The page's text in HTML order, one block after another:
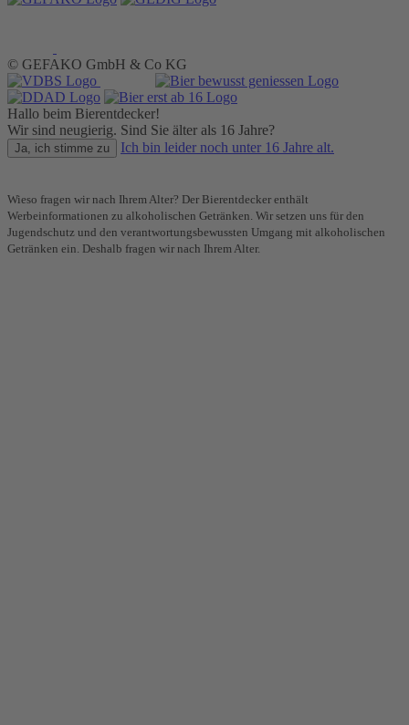
© GEFAKO GmbH & Co KG
Hallo beim Bierentdecker!
Wir sind neugierig. Sind Sie älter als 16 Jahre?
Ja, ich stimme zu Ich bin leider noch unter 16 Jahre alt.
Wieso fragen wir nach Ihrem Alter? Der Bierentdecker enthält
Werbeinformationen zu alkoholischen Getränken. Wir setzen uns für den
Jugendschutz und den verantwortungsbewussten Umgang mit alkoholischen
Getränken ein. Deshalb fragen wir nach Ihrem Alter.